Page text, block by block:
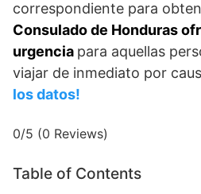
correspondiente para
Consulado de Honduras
urgencia para aquellas
viajar de inmediato por
los datos!
0/5 (0 Reviews)
Table of Contents